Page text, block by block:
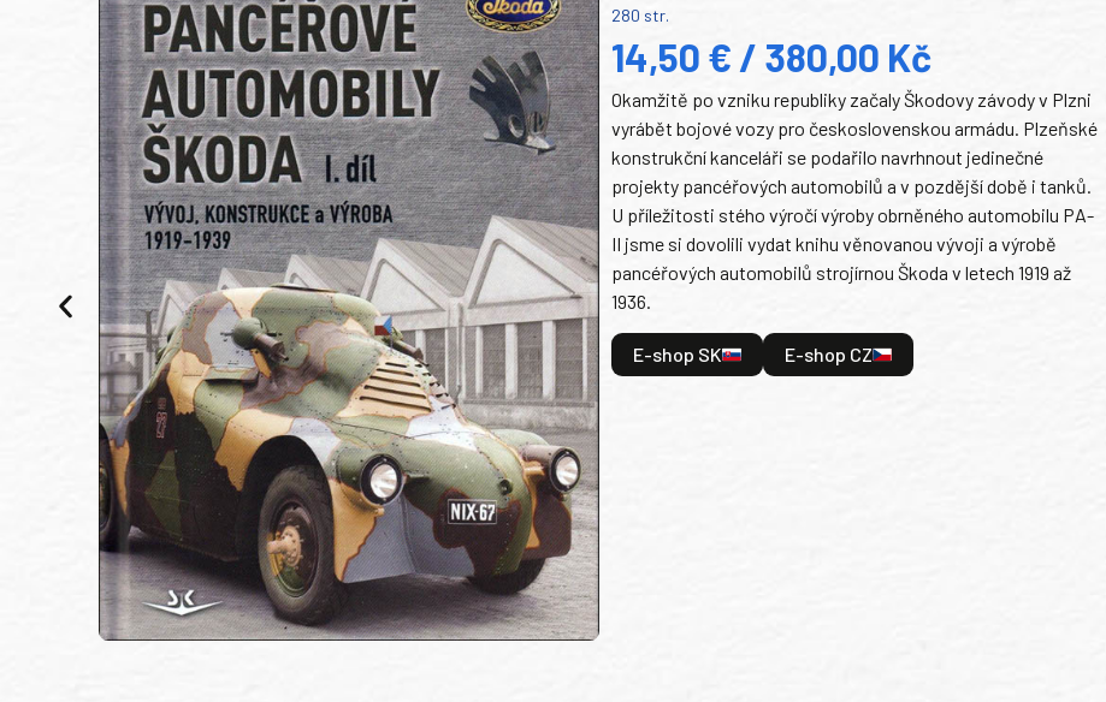
280 str.
14,50 € / 380,00 Kč
Okamžitě po vzniku republiky začaly Škodovy závody v Plzni
vyrábět bojové vozy pro československou armádu. Plzeňské
konstrukční kanceláři se podařilo navrhnout jedinečné
projekty pancéřových automobilů a v pozdější době i tanků.
U příležitosti stého výročí výroby obrněného automobilu PA-
II jsme si dovolili vydat knihu věnovanou vývoji a výrobě
pancéřových automobilů strojírnou Škoda v letech 1919 až
1936.
E-shop SK E-shop CZ